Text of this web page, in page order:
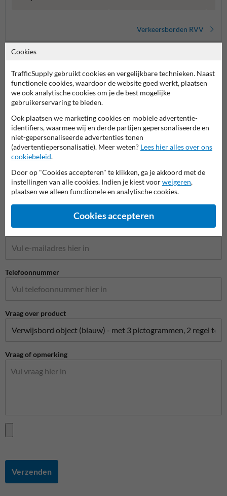
Verkeersborden RVV
Stel je vraag aan Scheepvaartbord.nl
Naam*
Bedrijfsnaam
Telefoonnummer
Vraag over product
Vraag of opmerking
Verzenden
Cookies
TrafficSupply gebruikt cookies en vergelijkbare technieken. Naast
functionele cookies, waardoor de website goed werkt, plaatsen
we ook analytische cookies om je de best mogelijke
gebruikerservaring te bieden.
Ook plaatsen we marketing cookies en mobiele advertentie-
identifiers, waarmee wij en derde partijen gepersonaliseerde en
niet-gepersonaliseerde advertenties tonen
(advertentiepersonalisatie). Meer weten? Lees hier alles over ons
cookiebeleid.
Door op "Cookies accepteren" te klikken, ga je akkoord met de
instellingen van alle cookies. Indien je kiest voorweigeren,
plaatsen we alleen functionele en analytische cookies.
Cookies accepteren